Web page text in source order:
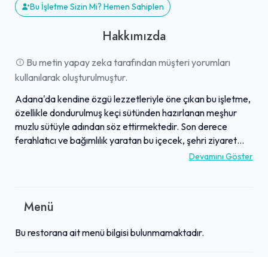
Bu İşletme Sizin Mi? Hemen Sahiplen
Hakkımızda
Bu metin yapay zeka tarafından müşteri yorumları
kullanılarak oluşturulmuştur.
Adana'da kendine özgü lezzetleriyle öne çıkan bu işletme,
özellikle dondurulmuş keçi sütünden hazırlanan meşhur
muzlu sütüyle adından söz ettirmektedir. Son derece
ferahlatıcı ve bağımlılık yaratan bu içecek, şehri ziyaret
edenlerin mutlaka denemesi gereken eşsiz bir tat olarak
Misafirlerine uygun fiyatlı ve doyurucu porsiyonlar sunan
favori duraklarından biri haline gelmiştir. Bu benzersiz
Devamını Göster
Menü
Bu restorana ait menü bilgisi bulunmamaktadır.